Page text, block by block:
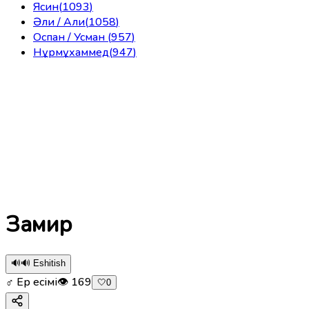
Ясин(1093)
Әли / Али(1058)
Оспан / Усман (957)
Нұрмұхаммед(947)
Замир
🔊🔊 Eshitish
♂ Ер есімі👁 169 🤍0